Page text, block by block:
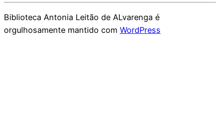
Biblioteca Antonia Leitão de ALvarenga é
orgulhosamente mantido com WordPress